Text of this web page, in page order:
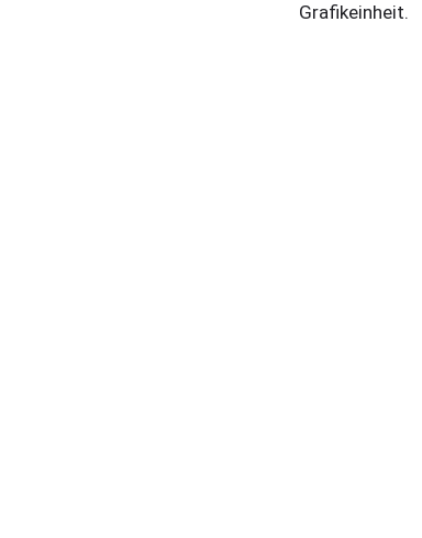
Grafikeinheit.